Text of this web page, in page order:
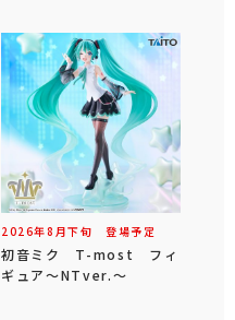
2026年8 月下旬 登場予定
初音ミク T-most フィ
ギュア～NTver.～